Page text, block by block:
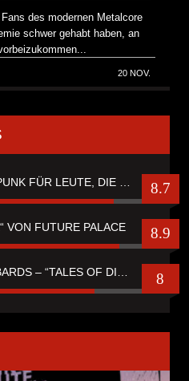
des modernen Metalcore
schwer gehabt haben, an
20 NOV.
8.7
VON FUTURE PALACE 8.9
8